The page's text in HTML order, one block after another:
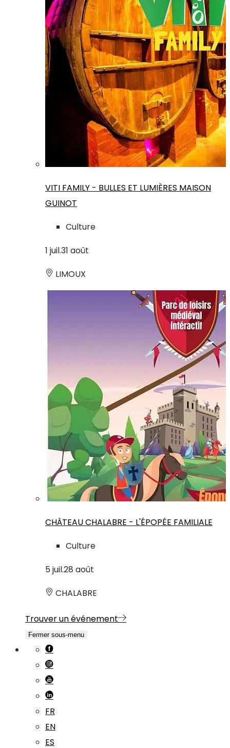
VITI FAMILY - BULLES ET LUMIÈRES MAISON
GUINOT
Culture
1 juil.31 août
LIMOUX
CHÂTEAU CHALABRE - L'ÉPOPÉE FAMILIALE
Culture
5 juil.28 août
CHALABRE
Trouver un événement
Fermer sous-menu
FR
EN
ES